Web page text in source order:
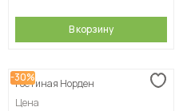
В корзину
-30%
Гостиная Норден
Цена